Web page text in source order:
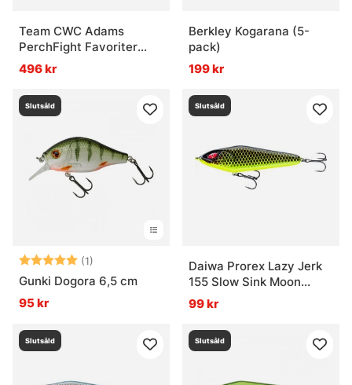
Team CWC Adams
PerchFight Favoriter
Hårdbete
496 kr
Berkley Kogarana (5-
pack)
199 kr
Slutsåld
Betyg: (1)
5.0 utav 5 stjärnor
Gunki Dogora 6,5 cm
95 kr
Slutsåld
Daiwa Prorex Lazy Jerk
155 Slow Sink Moon
Shadow
99 kr
Slutsåld Slutsåld